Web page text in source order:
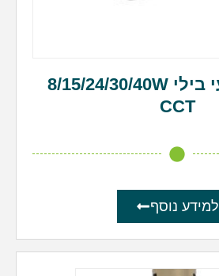
סדרת שקועי בילי 8/15/24/30/40W
CCT
למידע נוסף